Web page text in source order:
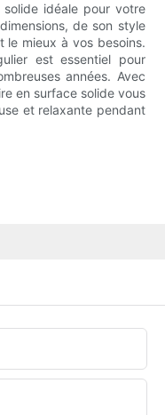
idéale pour votre
de son style
le mieux à vos besoins.
est essentiel pour
années. Avec
en surface solide vous
et relaxante pendant